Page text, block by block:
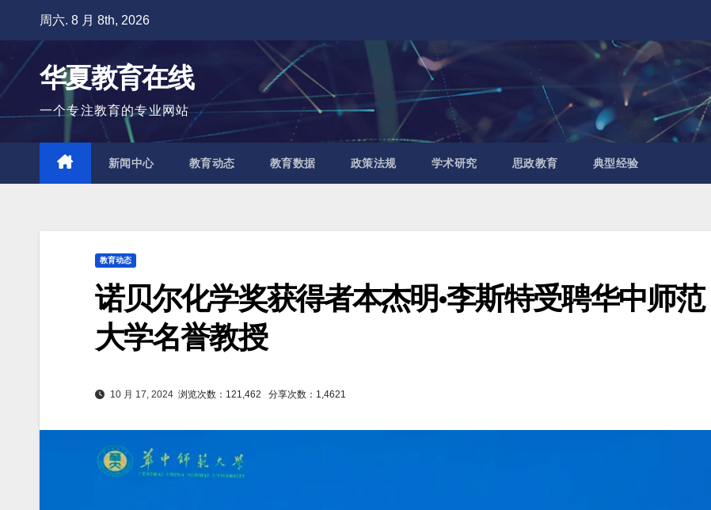
容
周六. 8 月 8th, 2026
华夏教育在线
一个专注教育的专业网站
新闻中心 教育动态 教育数据 政策法规 学术研究 思政教育 典型经验
教育动态
诺贝尔化学奖获得者本杰明·李斯特受聘华中师范
大学名誉教授
10 月 17, 2024 浏览次数：121,462 分享次数：1,4621